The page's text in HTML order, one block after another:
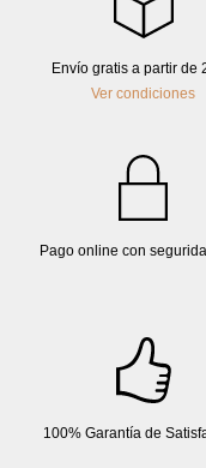
Envío gratis a partir de
Ver condiciones
Pago online con
100% Garantía de